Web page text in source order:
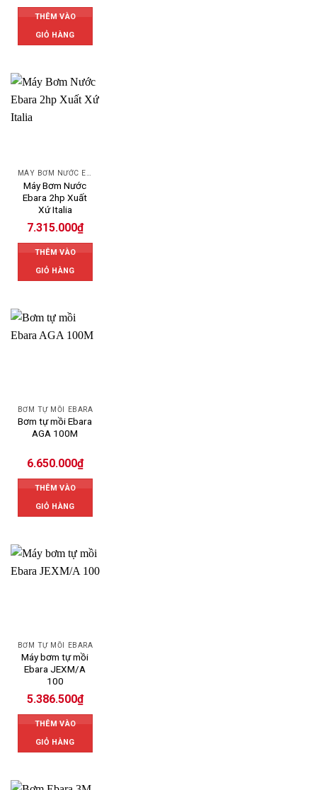
THÊM VÀO
GIỎ HÀNG
MÁY BƠM NƯỚC EBARA
Máy Bơm Nước
Ebara 2hp Xuất
Xứ Italia
7.315.000₫
THÊM VÀO
GIỎ HÀNG
BƠM TỰ MỒI EBARA
Bơm tự mồi Ebara
AGA 100M
6.650.000₫
THÊM VÀO
GIỎ HÀNG
BƠM TỰ MỒI EBARA
Máy bơm tự mồi
Ebara JEXM/A
100
5.386.500₫
THÊM VÀO
GIỎ HÀNG